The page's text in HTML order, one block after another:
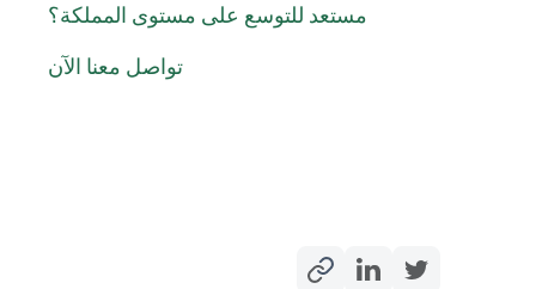
مستعد للتوسع على مستوى المملكة؟
تواصل معنا الآن